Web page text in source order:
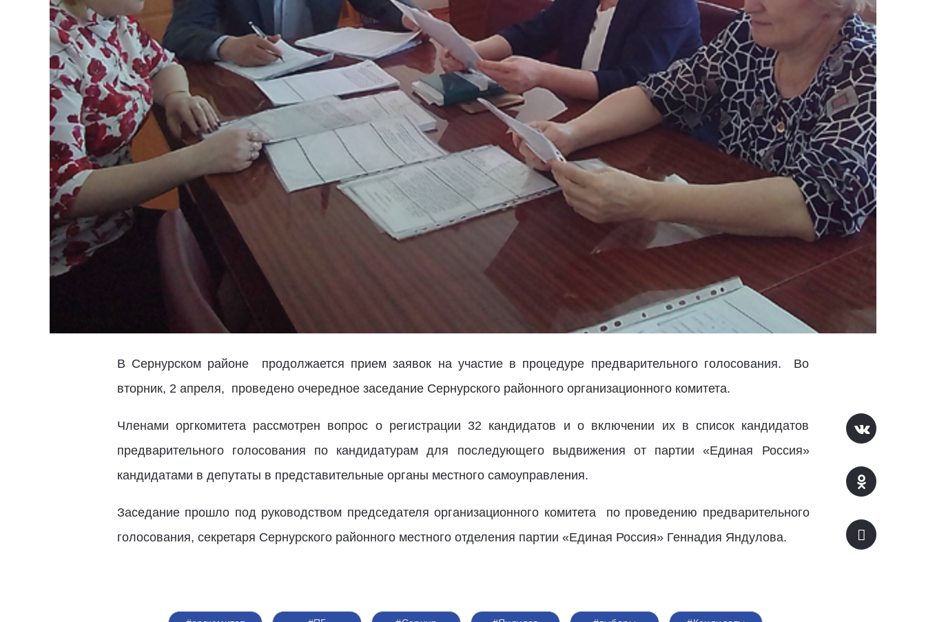
В Сернурском районе продолжается прием заявок на участие в процедуре предварительного голосования. Во
вторник, 2 апреля, проведено очередное заседание Сернурского районного организационного комитета.
Членами оргкомитета рассмотрен вопрос о регистрации 32 кандидатов и о включении их в список кандидатов
предварительного голосования по кандидатурам для последующего выдвижения от партии «Единая Россия»
кандидатами в депутаты в представительные органы местного самоуправления.
Заседание прошло под руководством председателя организационного комитета по проведению предварительного
голосования, секретаря Сернурского районного местного отделения партии «Единая Россия» Геннадия Яндулова.